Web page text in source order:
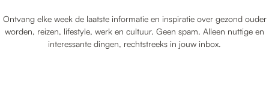
Ontvang elke week de laatste informatie en inspiratie over gezond ouder
worden, reizen, lifestyle, werk en cultuur. Geen spam. Alleen nuttige en
interessante dingen, rechtstreeks in jouw inbox.